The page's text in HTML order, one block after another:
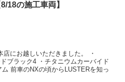
8/18の施工車両】
にお越しいただきました。 ・
ブラック4 ・チタニウムカーバイド
前車のNXの頃からLUSTERを知っ